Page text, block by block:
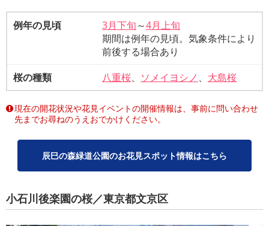
例年の見頃 3月下旬～4月上旬
期間は例年の見頃。気象条件により
前後する場合あり
桜の種類
八重桜、 ソメイヨシノ 、 大島桜
現在の開花状況や花見イベントの開催情報は、事前に問い合わせ
先までお尋ねのうえおでかけください。
辰巳の森緑道公園のお花見スポット情報はこちら
小石川後楽園の桜／東京都文京区